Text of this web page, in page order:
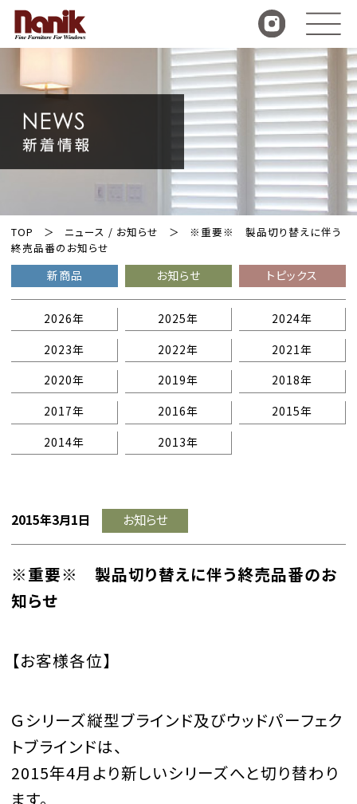
TOP ニュース / お知らせ
※重要※ 製品切り替えに伴う
終売品番のお知らせ
新商品 お知らせ トピックス
2026年 2025年
2024年
2023年
2022年
2021年
2020年
2019年
2018年
2017年
2016年
2015年
2014年
2013年
2015年3月1日 お知らせ
※重要※ 製品切り替えに伴う終売品番のお
知らせ
【お客様各位】
Ｇシリーズ縦型ブラインド及びウッドパーフェク
トブラインドは、
2015年4月より新しいシリーズへと切り替わり
ます。